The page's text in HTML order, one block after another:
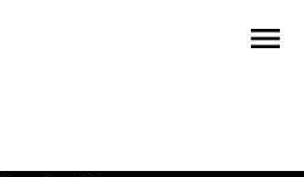
menu